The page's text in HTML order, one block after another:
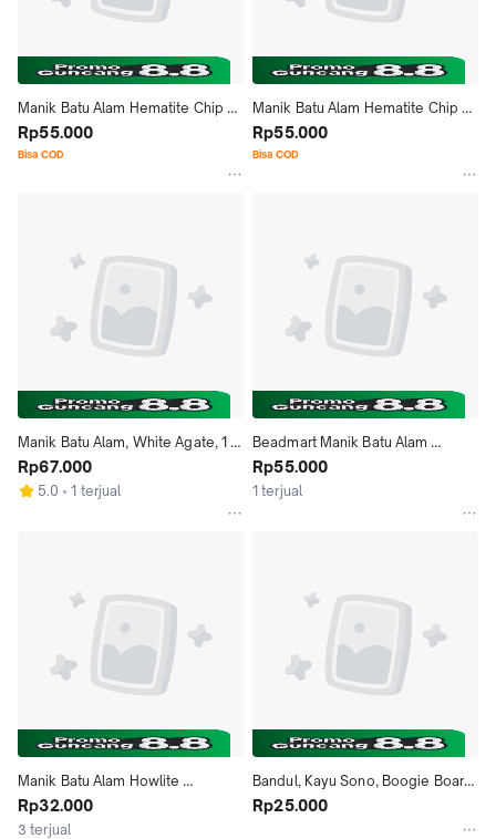
Manik Batu Alam Hematite Chip 5-
7mm Multicolored untuk Jewelry
dan DIY
Rp55.000
Bisa COD
Manik Batu Alam, White Agate, 1
Renteng, Bahan Aksesoris
Rp67.000
5.0 1 terjual
Manik Batu Alam Howlite
Tengkorak Lubang Vertikal, 1
Renteng, Bahan Aksesoris
Rp32.000
3 terjual
Manik Batu Alam Hematite Chip 5-
7mm Copper untuk Jewelry dan
DIY
Rp55.000
Bisa COD
Beadmart Manik Batu Alam
Hematite Chip 5-7mm Silver
Plating 1 Renteng Panjang 40 Cm
Rp55.000
1 terjual
Bandul, Kayu Sono, Boogie Board,
5x68x42mm, 1 Pack Bahan
Rp25.000